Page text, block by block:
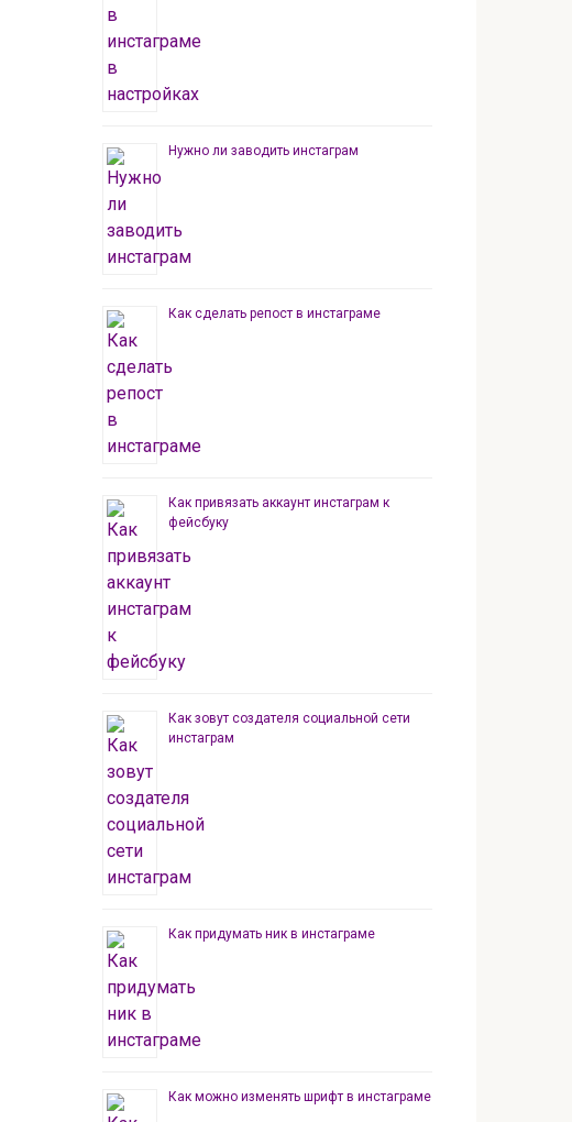
Нужно ли заводить инстаграм
Как сделать репост в инстаграме
Как привязать аккаунт инстаграм к
фейсбуку
Как зовут создателя социальной сети
инстаграм
Как придумать ник в инстаграме
Как можно изменять шрифт в инстаграме